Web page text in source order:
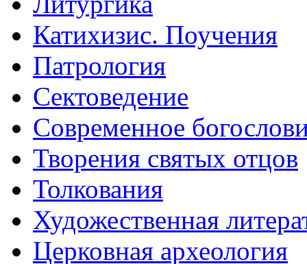
Катихизис. Поучения
Патрология
Сектоведение
Современное
Творения святых отцов
Толкования
Художественная
Церковная археология